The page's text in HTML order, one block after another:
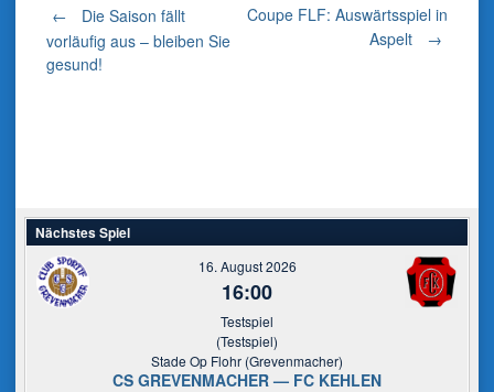
Post
navigation
←
Die Saison fällt
vorläufig aus – bleiben Sie
gesund!
Coupe FLF: Auswärtsspiel in
Aspelt
→
Nächstes Spiel
16. August 2026
16:00
Testspiel
(Testspiel)
Stade Op Flohr (Grevenmacher)
CS GREVENMACHER — FC KEHLEN